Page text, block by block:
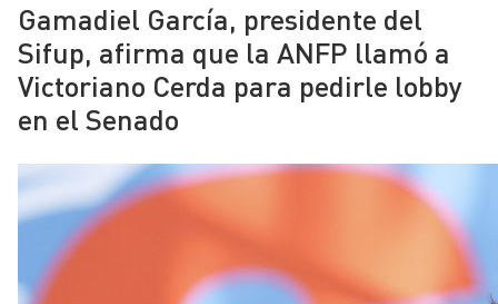
Podcasts Programas
Lo Último Actualidad
Ciudad Economía
Tendencias Deportes
Entretención y Cultura Opinión
Dato en Pauta Señal 2
Gamadiel García, presidente del
Sifup, afirma que la ANFP llamó a
Victoriano Cerda para pedirle lobby
en el Senado